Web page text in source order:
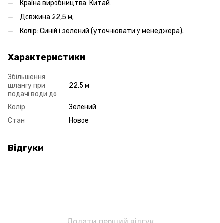
Країна виробництва: Китай;
Довжина 22,5 м;
Колір: Синій і зелений (уточнювати у менеджера).
Характеристики
Збільшення
шлангу при
подачі води до
22,5 м
Колір
Зелений
Стан
Новое
Відгуки
Додати перший відгук